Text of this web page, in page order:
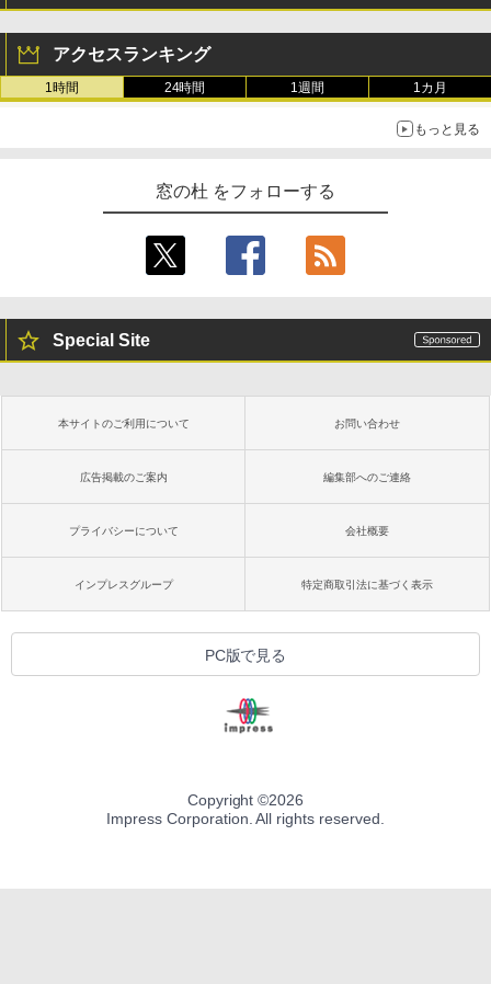
アクセスランキング
1時間 24時間 1週間 1カ月
もっと見る
窓の杜 をフォローする
Special Site
本サイトのご利用について お問い合わせ
広告掲載のご案内 編集部へのご連絡
プライバシーについて 会社概要
インプレスグループ 特定商取引法に基づく表示
PC版で見る
Copyright ©2026
Impress Corporation. All rights reserved.